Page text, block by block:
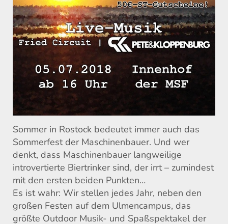
Sommer in Rostock bedeutet immer auch das
Sommerfest der Maschinenbauer. Und wer
denkt, dass Maschinenbauer langweilige
introvertierte Biertrinker sind, der irrt – zumindest
mit den ersten beiden Punkten…
Es ist wahr: Wir stellen jedes Jahr, neben den
großen Festen auf dem Ulmencampus, das
größte Outdoor Musik- und Spaßspektakel der